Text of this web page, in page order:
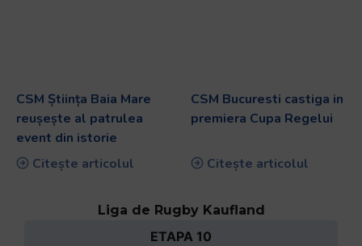
CSM Știința Baia Mare
reușește al patrulea
event din istorie
Citește articolul
CSM Bucuresti castiga in
premiera Cupa Regelui
Citește articolul
Liga de Rugby Kaufland
ETAPA 10